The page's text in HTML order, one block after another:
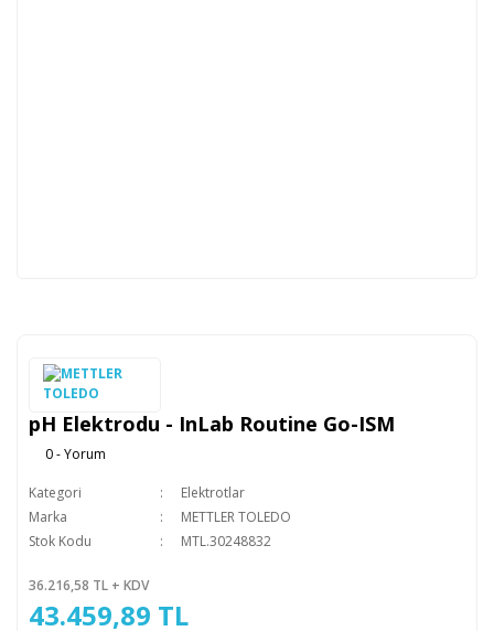
pH Elektrodu - InLab Routine Go-ISM
0 - Yorum
Kategori
Elektrotlar
Marka
METTLER TOLEDO
Stok Kodu
MTL.30248832
36.216,58 TL + KDV
43.459,89 TL